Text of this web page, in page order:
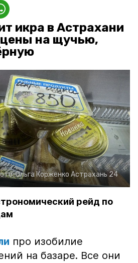
икра в Астрахани
на щучью,
Ольга Корженко Астрахань 24
рейд по
про изобилие
на базаре. Все они